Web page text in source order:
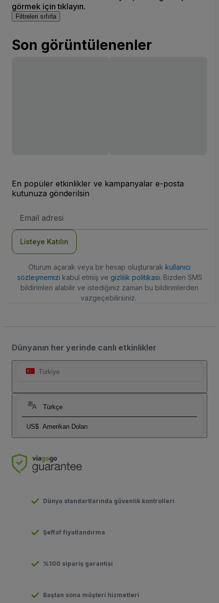
görmek için tıklayın.
Filtreleri sıfırla
Son görüntülenenler
En popüler etkinlikler ve kampanyalar e-posta
kutunuza gönderilsin
posta
Listeye Katılın
Oturum açarak veya bir hesap oluşturarak kullanıcı
sözleşmemizi kabul etmiş ve gizlilik politikası. Bizden SMS
bildirimleri alabilir ve istediğiniz zaman bu bildirimlerden
vazgeçebilirsiniz.
Dünyanın her yerinde canlı etkinlikler
Türkiye
Türkçe
US$ Amerikan Doları
Dünya standartlarında güvenlik kontrolleri
Şeffaf fiyatlandırma
%100 sipariş garantisi
Baştan sona müşteri hizmetleri